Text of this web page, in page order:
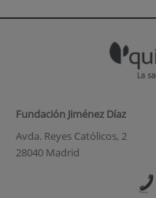
Fundación Jiménez Díaz
Avda. Reyes Católicos, 2
28040 Madrid